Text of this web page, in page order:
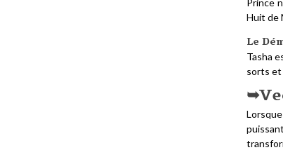
Prince
Huit de
Le
Tasha
sorts et